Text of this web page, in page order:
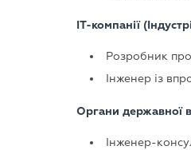
IT-компанії
Розробник
Інженер із
Органи державної
Інженер-